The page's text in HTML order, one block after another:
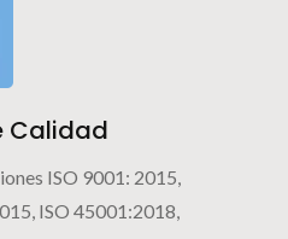
Calidad
ISO 9001: 2015,
ISO 45001:2018,